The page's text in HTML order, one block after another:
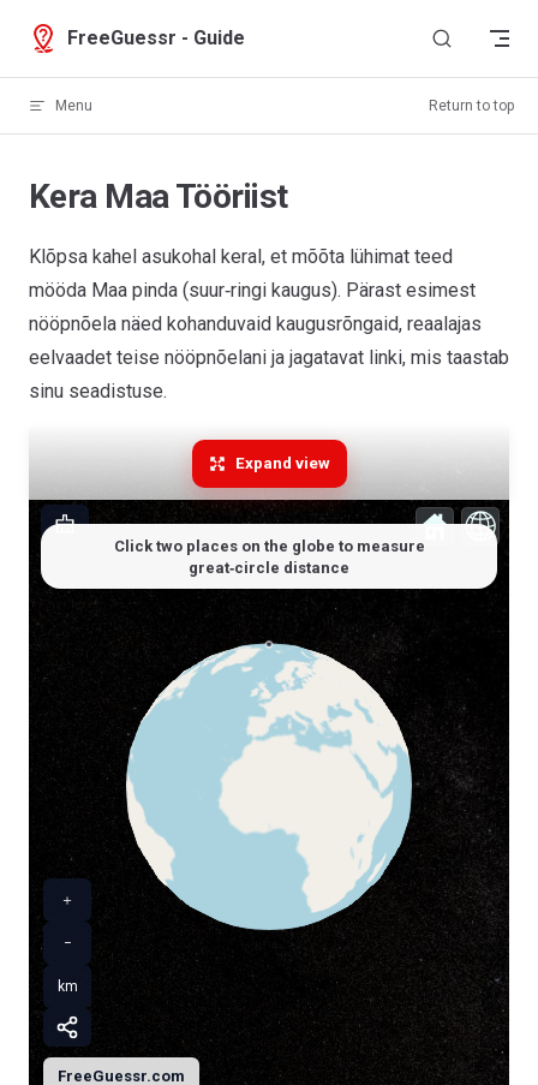
Skip to content
FreeGuessr - Guide
Menu Return to top
Kera Maa Tööriist
Klõpsa kahel asukohal keral, et mõõta lühimat teed
mööda Maa pinda (suur‑ringi kaugus). Pärast esimest
nööpnõela näed kohanduvaid kaugusrõngaid, reaalajas
eelvaadet teise nööpnõelani ja jagatavat linki, mis taastab
sinu seadistuse.
Expand view
＋
−
km
FreeGuessr.com
Click two places on the globe to measure
great‑circle distance